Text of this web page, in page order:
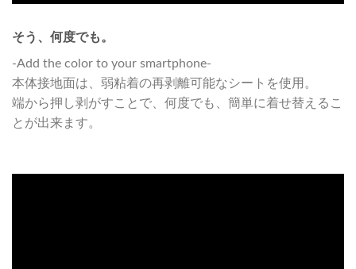
そう、何度でも。
-Add the color to your smartphone-
本体接地面は、弱粘着の再剥離可能なシートを使用。
端から押し剥がすことで、何度でも、簡単に着せ替えるこ
とが出来ます。